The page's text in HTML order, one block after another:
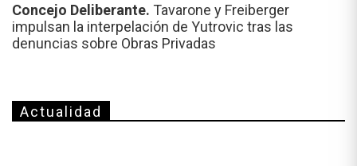
Concejo Deliberante. Tavarone y Freiberger
impulsan la interpelación de Yutrovic tras las
denuncias sobre Obras Privadas
Actualidad